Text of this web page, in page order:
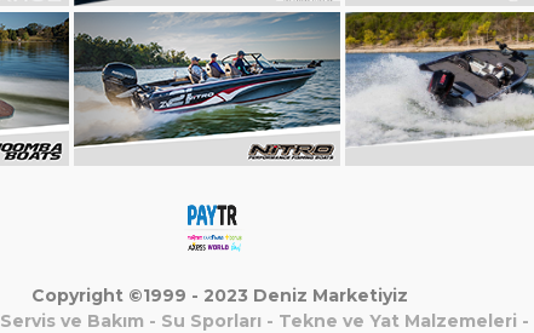
Copyright ©1999 - 2023 Deniz Marketiyiz
Servis ve Bakım - Su Sporları - Tekne ve Yat Malzemeleri -